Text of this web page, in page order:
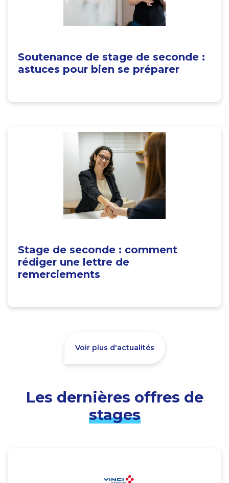
Soutenance de stage de seconde :
astuces pour bien se préparer
Stage de seconde : comment
rédiger une lettre de
remerciements
Voir plus d'actualités
Les dernières offres de
stages